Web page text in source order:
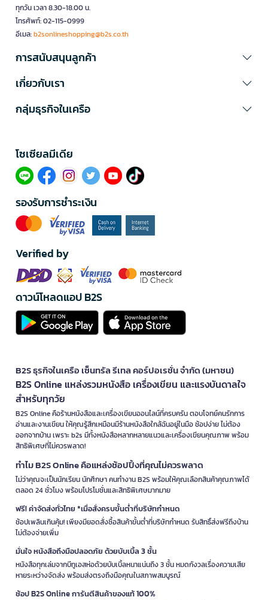
ทุกวัน เวลา 8.30-18.00 น.
โทรศัพท์: 02-115-0999
อีเมล:b2sonlineshopping@b2s.co.th
การสนับสนุนลูกค้า
เกี่ยวกับเรา
กลุ่มธุรกิจในเครือ
โซเซียลมีเดีย​
รองรับการชำระเงิน
Verified by
ดาวน์โหลดแอป B2S
B2S ธุรกิจในเครือ เซ็นทรัล รีเทล คอร์ปอเรชั่น จำกัด (มหาชน)
B2S Online แหล่งรวมหนังสือ เครื่องเขียน และแรงบันดาลใจ
สำหรับทุกวัย
B2S Online คือร้านหนังสือและเครื่องเขียนออนไลน์ที่ครบครัน ตอบโจทย์คนรักการ
อ่านและงานเขียน ให้คุณรู้สึกเหมือนมีร้านหนังสือใกล้ฉันอยู่ในมือ ช้อปง่าย ไม่ต้อง
ออกจากบ้าน เพราะ b2s มีทั้งหนังสือหลากหลายแนวและเครื่องเขียนคุณภาพ พร้อม
สิทธิพิเศษที่ไม่ควรพลาด!
ทำไม B2S Online คือแหล่งช้อปปิ้งที่คุณไม่ควรพลาด
ไม่ว่าคุณจะเป็นนักเรียน นักศึกษา คนทำงาน B2S พร้อมให้คุณเลือกสินค้าคุณภาพได้
ตลอด 24 ชั่วโมง พร้อมโปรโมชั่นและสิทธิพิเศษมากมาย
ฟรี! ค่าจัดส่งทั่วไทย *เมื่อสั่งครบขั้นต่ำที่บริษัทกำหนด
ช้อปเพลินเกินคุ้ม! เพียงมียอดสั่งซื้อสินค้าขั้นต่ำที่บริษัทกำหนด รับสิทธิ์ส่งฟรีถึงบ้าน
ไม่ต้องจ่ายเพิ่ม
มั่นใจ หนังสือถึงมือปลอดภัย ด้วยบับเบิ้ล 3 ชั้น
หนังสือทุกเล่มจากบีทูเอสห่อด้วยบับเบิ้ลหนาแน่นถึง 3 ชั้น หมดกังวลเรื่องความเสีย
หายระหว่างจัดส่ง พร้อมส่งตรงถึงมือคุณในสภาพสมบูรณ์
ช้อป B2S Online การันตีสินค้าของแท้ 100%